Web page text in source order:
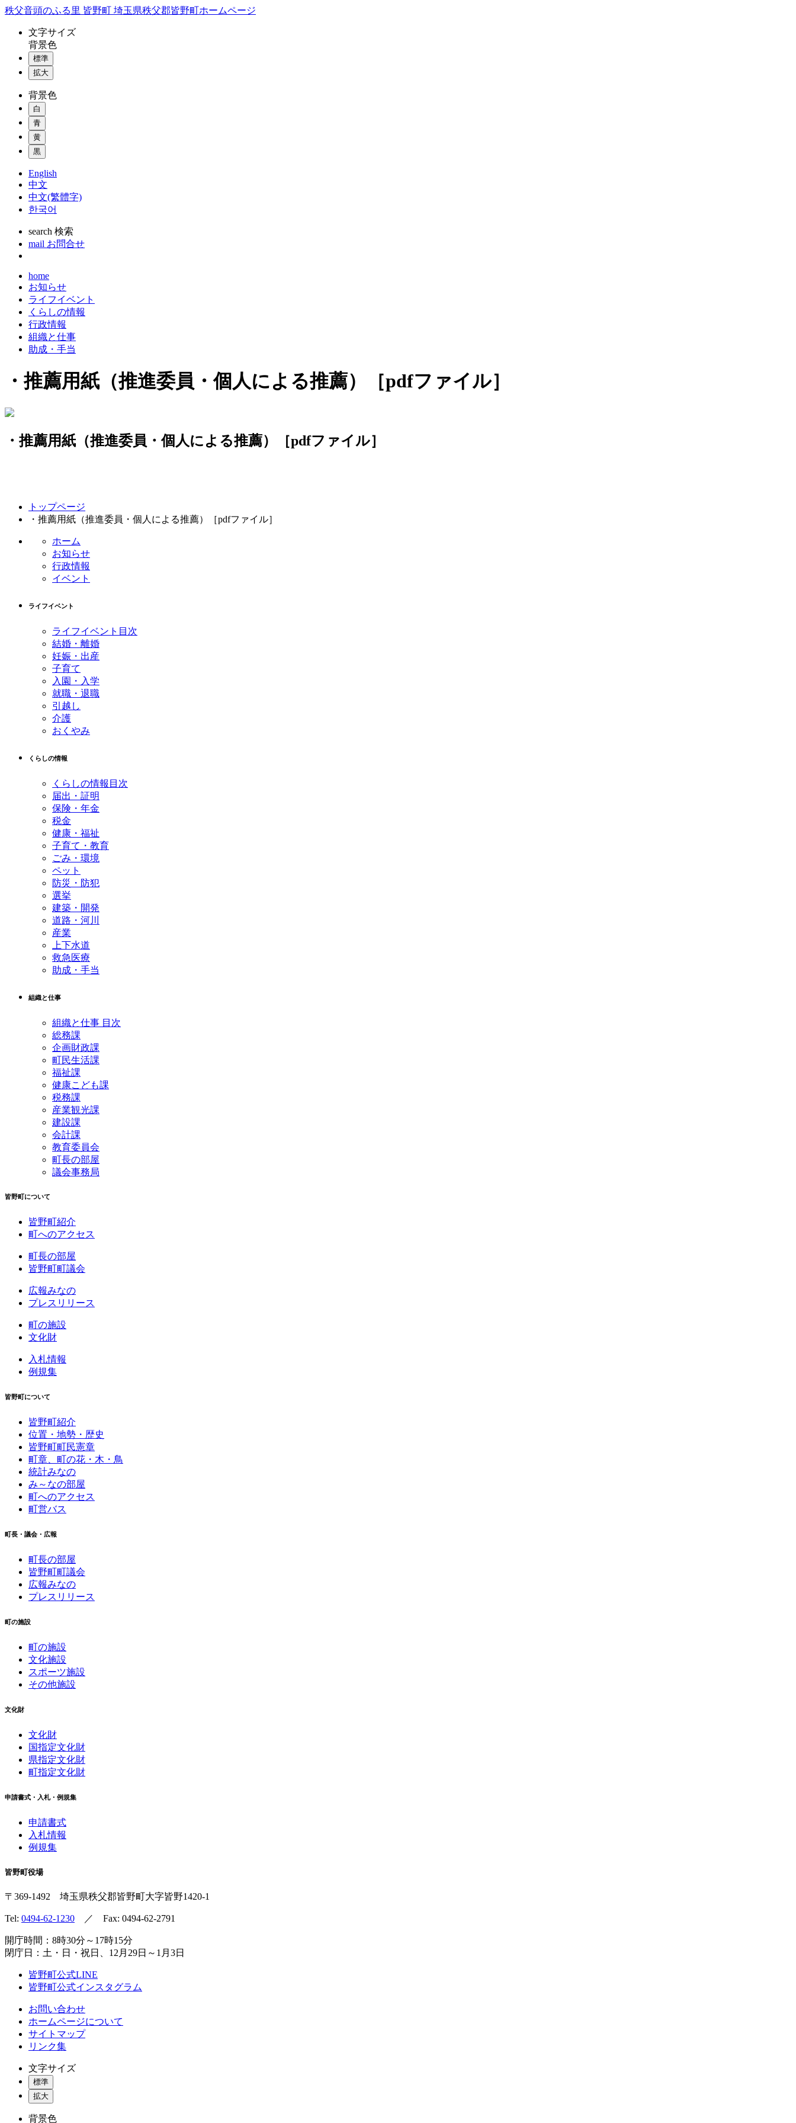
コ
秩父音頭のふる里 皆野町 埼玉県秩父郡皆野町ホームページ
文字サイズ
背景色
標準
拡大
背景色
白
青
黄
黒
English
中文
中文(繁體字)
한국어
search 検索
mail お問合せ
home
お知らせ
ライフイベント
くらしの情報
行政情報
組織と仕事
助成・手当
・推薦用紙（推進委員・個人による推薦）［pdfファイル］
・推薦用紙（推進委員・個人による推薦）［pdfファイル］
トップページ
・推薦用紙（推進委員・個人による推薦）［pdfファイル］
ホーム
お知らせ
行政情報
イベント
ライフイベント
ライフイベント目次
結婚・離婚
妊娠・出産
子育て
入園・入学
就職・退職
引越し
介護
おくやみ
くらしの情報
くらしの情報目次
届出・証明
保険・年金
税金
健康・福祉
子育て・教育
ごみ・環境
ペット
防災・防犯
選挙
建築・開発
道路・河川
産業
上下水道
救急医療
助成・手当
組織と仕事
組織と仕事 目次
総務課
企画財政課
町民生活課
福祉課
健康こども課
税務課
産業観光課
建設課
会計課
教育委員会
町長の部屋
議会事務局
皆野町について
皆野町紹介
町へのアクセス
町長の部屋
皆野町町議会
広報みなの
プレスリリース
町の施設
文化財
入札情報
例規集
皆野町について
皆野町紹介
位置・地勢・歴史
皆野町町民憲章
町章、町の花・木・鳥
統計みなの
み～なの部屋
町へのアクセス
町営バス
町長・議会・広報
町長の部屋
皆野町町議会
広報みなの
プレスリリース
町の施設
町の施設
文化施設
スポーツ施設
その他施設
文化財
文化財
国指定文化財
県指定文化財
町指定文化財
申請書式・入札・例規集
申請書式
入札情報
例規集
皆野町役場
〒369-1492 埼玉県秩父郡皆野町 大字皆野1420-1
Tel: 0494-62-1230 ／ Fax: 0494-62-2791
開庁時間：8時30分～17時15分
閉庁日：土・日・祝日、12月29日～1月3日
皆野町公式LINE
皆野町公式インスタグラム
お問い合わせ
ホームページについて
サイトマップ
リンク集
文字サイズ
標準
拡大
背景色